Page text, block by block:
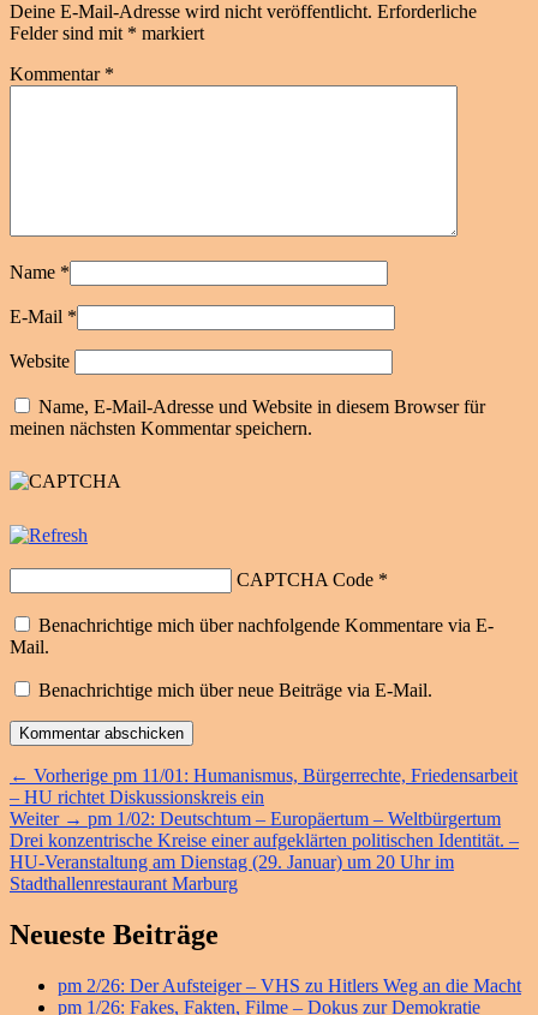
Deine E-Mail-Adresse wird nicht veröffentlicht. Erforderliche
Felder sind mit * markiert
Kommentar *
Name *
E-Mail *
Website
Name, E-Mail-Adresse und Website in diesem Browser für
meinen nächsten Kommentar speichern.
CAPTCHA Code *
Benachrichtige mich über nachfolgende Kommentare via E-
Mail.
Benachrichtige mich über neue Beiträge via E-Mail.
Beitragsnavigation
← Vorherige Vorheriger
Beitrag:
pm 11/01: Humanismus, Bürgerrechte, Friedensarbeit
– HU richtet Diskussionskreis ein
Weiter → Nächster
Beitrag:
pm 1/02: Deutschtum – Europäertum – Weltbürgertum
Drei konzentrische Kreise einer aufgeklärten politischen Identität. –
HU-Veranstaltung am Dienstag (29. Januar) um 20 Uhr im
Stadthallenrestaurant Marburg
Primärer
Widget-
Neueste Beiträge
pm 2/26: Der Aufsteiger – VHS zu Hitlers Weg an die Macht
pm 1/26: Fakes, Fakten, Filme – Dokus zur Demokratie